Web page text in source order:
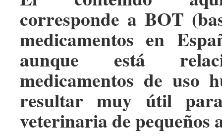
corresponde a BOT
medicamentos en
aunque está
medicamentos de uso
resultar muy útil
veterinaria de pequeños